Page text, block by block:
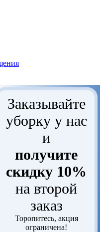
Заказывайте
уборку у нас
и
получите
скидку 10%
на второй
заказ
Торопитесь, акция
ограничена!